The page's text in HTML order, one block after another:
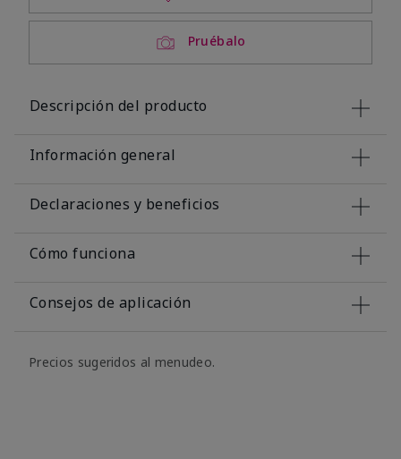
Pruébalo
Descripción del producto
Información general
Declaraciones y beneficios
Cómo funciona
Consejos de aplicación
Precios sugeridos al menudeo.